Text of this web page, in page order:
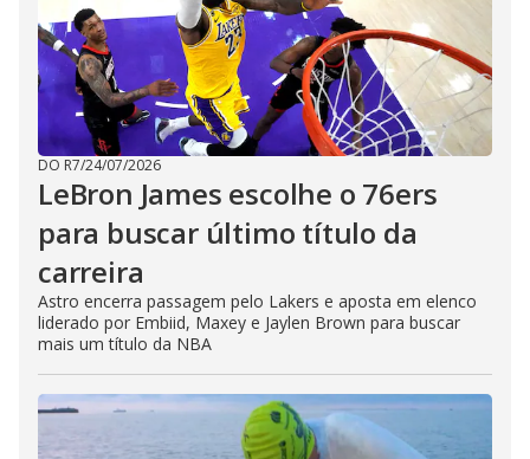
DO R7/24/07/2026
LeBron James escolhe o 76ers
para buscar último título da
carreira
Astro encerra passagem pelo Lakers e aposta em elenco
liderado por Embiid, Maxey e Jaylen Brown para buscar
mais um título da NBA